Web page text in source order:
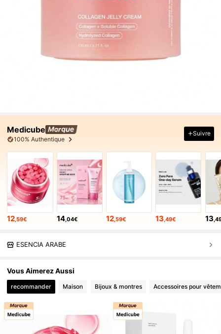
Medicube
100% Authentique
Suivre
12,59€ 14,04€ 12,59€ 13,49€ 13
ESENCIA ARABE
Vous Aimerez Aussi
recommander Maison Bijoux & montres Accessoires pour